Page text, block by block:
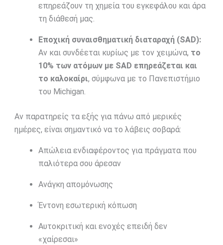
επηρεάζουν τη χημεία του εγκεφάλου και άρα
τη διάθεσή μας.
Εποχική συναισθηματική διαταραχή (SAD):
Αν και συνδέεται κυρίως με τον χειμώνα, το
10% των ατόμων με SAD επηρεάζεται και
το καλοκαίρι, σύμφωνα με το Πανεπιστήμιο
του Michigan.
Αν παρατηρείς τα εξής για πάνω από μερικές
ημέρες, είναι σημαντικό να το λάβεις σοβαρά:
Απώλεια ενδιαφέροντος για πράγματα που
παλιότερα σου άρεσαν
Ανάγκη απομόνωσης
Έντονη εσωτερική κόπωση
Αυτοκριτική και ενοχές επειδή δεν
«χαίρεσαι»